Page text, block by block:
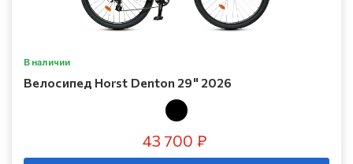
В наличии
Велосипед Horst Denton 29" 2026
43 700 ₽